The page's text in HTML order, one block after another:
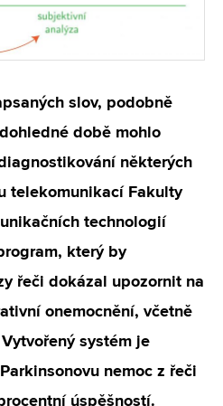
slov, podobně
době mohlo
některých
telekomunikací Fakulty
technologií
který by
řeči dokázal upozornit na
onemocnění, včetně
systém je
nemoc z řeči
úspěšností.